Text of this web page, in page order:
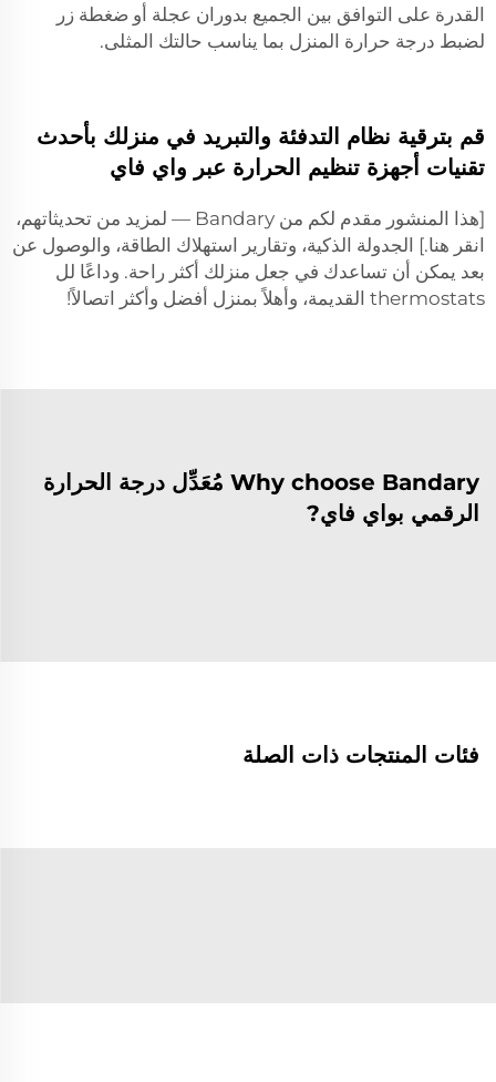
القدرة على التوافق بين الجميع بدوران عجلة أو ضغطة زر
لضبط درجة حرارة المنزل بما يناسب حالتك المثلى.
قم بترقية نظام التدفئة والتبريد في منزلك بأحدث
تقنيات أجهزة تنظيم الحرارة عبر واي فاي
[هذا المنشور مقدم لكم من Bandary — لمزيد من تحديثاتهم،
انقر هنا.] الجدولة الذكية، وتقارير استهلاك الطاقة، والوصول عن
بعد يمكن أن تساعدك في جعل منزلك أكثر راحة. وداعًا لل
thermostats القديمة، وأهلاً بمنزل أفضل وأكثر اتصالاً!
Why choose Bandary مُعَدِّل درجة الحرارة
الرقمي بواي فاي?
فئات المنتجات ذات الصلة